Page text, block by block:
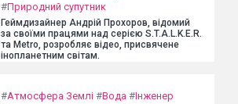
#Природний супутник
Геймдизайнер Андрій Прохоров, відомий
за своїми працями над серією S.T.A.L.K.E.R.
та Metro, розробляє відео, присвячене
інопланетним світам.
#Атмосфера Землі #Вода #Інженер